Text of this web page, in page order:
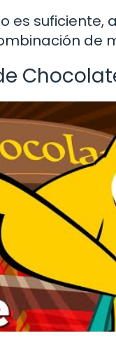
es
de